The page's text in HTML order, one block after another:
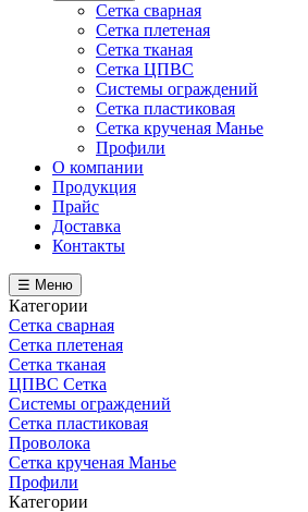
Сетка сварная
Сетка плетеная
Сетка тканая
Сетка ЦПВС
Системы ограждений
Сетка пластиковая
Сетка крученая Манье
Профили
О компании
Продукция
Прайс
Доставка
Контакты
☰ Меню
Категории
Сетка сварная
Сетка плетеная
Сетка тканая
ЦПВС Сетка
Системы ограждений
Сетка пластиковая
Проволока
Сетка крученая Манье
Профили
Категории